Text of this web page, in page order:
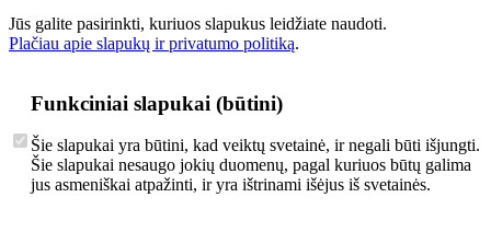
Jūs galite pasirinkti, kuriuos slapukus leidžiate naudoti.
Plačiau apie slapukų ir privatumo politiką.
Funkciniai slapukai (būtini)
Šie slapukai yra būtini, kad veiktų svetainė, ir negali būti išjungti.
Šie slapukai nesaugo jokių duomenų, pagal kuriuos būtų galima
jus asmeniškai atpažinti, ir yra ištrinami išėjus iš svetainės.